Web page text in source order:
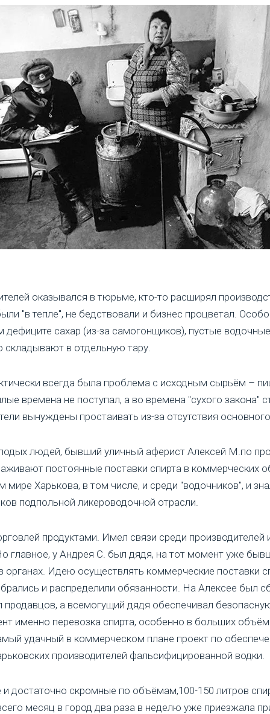
оказывался в тюрьме, кто-то расширял
"в тепле", не бедствовали и бизнес процветал.
сахар (из-за самогонщиков), пустые
складывают в отдельную тару.
всегда была проблема с исходным сырьём –
времена не поступал, а во времена "сухого закона"
вынуждены простаивать из-за отсутствия
людей, бывший уличный аферист Алексей М.по
постоянные поставки спирта в коммерческих
Харькова, в том числе, и среди "водочников", и
подпольной ликероводочной отрасли.
продуктами. Имел связи среди
главное, у Андрея С. был дядя, на тот момент уже
Идею осуществлять коммерческие поставки
и распределили обязанности. На Алексее был
продавцов, а всемогущий дядя обеспечивал
именно перевозка спирта, особенно в больших
удачный в коммерческом плане проект по
производителей фальсифицированной водки.
достаточно скромные по объёмам,100-150 литров
месяц в город два раза в неделю уже приезжала